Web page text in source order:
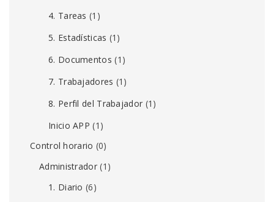
4. Tareas (1)
5. Estadísticas (1)
6. Documentos (1)
7. Trabajadores (1)
8. Perfil del Trabajador (1)
Inicio APP (1)
Control horario (0)
Administrador(1)
1. Diario (6)